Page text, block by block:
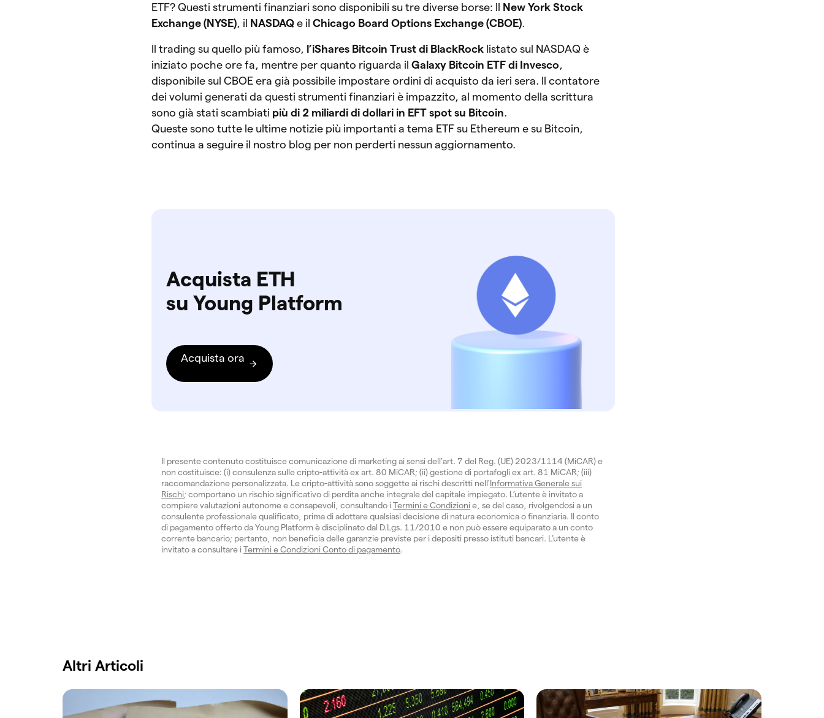
ETF? Questi strumenti finanziari sono disponibili su tre diverse borse: Il New York Stock
Exchange (NYSE) , il NASDAQ e ilChicago Board Options Exchange (CBOE)
Il trading su quello più famoso, l’iShares Bitcoin Trust di BlackRock listato sul NASDAQ è
iniziato poche ore fa, mentre per quanto riguarda ilGalaxy Bitcoin ETF di Invesco
disponibile sul CBOE era già possibile impostare ordini di acquisto da ieri sera. Il contatore
dei volumi generati da questi strumenti finanziari è impazzito, al momento della scrittura
sono già stati scambiati più di 2 miliardi di dollari in EFT spot su Bitcoin
Queste sono tutte le ultime notizie più importanti a tema ETF su Ethereum e su Bitcoin,
continua a seguire il nostro blog per non perderti nessun aggiornamento.
Acquista ETH
su Young Platform
Acquista ora
Il presente contenuto costituisce comunicazione di marketing ai sensi dell'art. 7 del Reg. (UE) 2023/1114 (MiCAR) e
non costituisce: (i) consulenza sulle cripto-attività ex art. 80 MiCAR; (ii) gestione di portafogli ex art. 81 MiCAR; (iii)
raccomandazione personalizzata. Le cripto-attività sono soggette ai rischi descritti nell'Informativa Generale sui
Rischi; comportano un rischio significativo di perdita anche integrale del capitale impiegato. L’utente è invitato a
compiere valutazioni autonome e consapevoli, consultando iTermini e Condizionie, se del caso, rivolgendosi a un
consulente professionale qualificato, prima di adottare qualsiasi decisione di natura economica o finanziaria. Il conto
di pagamento offerto da Young Platform è disciplinato dal D.Lgs. 11/2010 e non può essere equiparato a un conto
corrente bancario; pertanto, non beneficia delle garanzie previste per i depositi presso istituti bancari. L’utente è
invitato a consultare iTermini e Condizioni Conto di pagamento.
Altri Articoli